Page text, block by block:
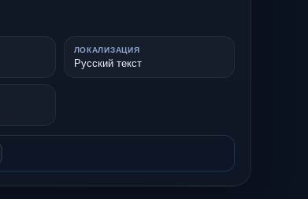
ЛОКАЛИЗАЦИЯ
Русский текст